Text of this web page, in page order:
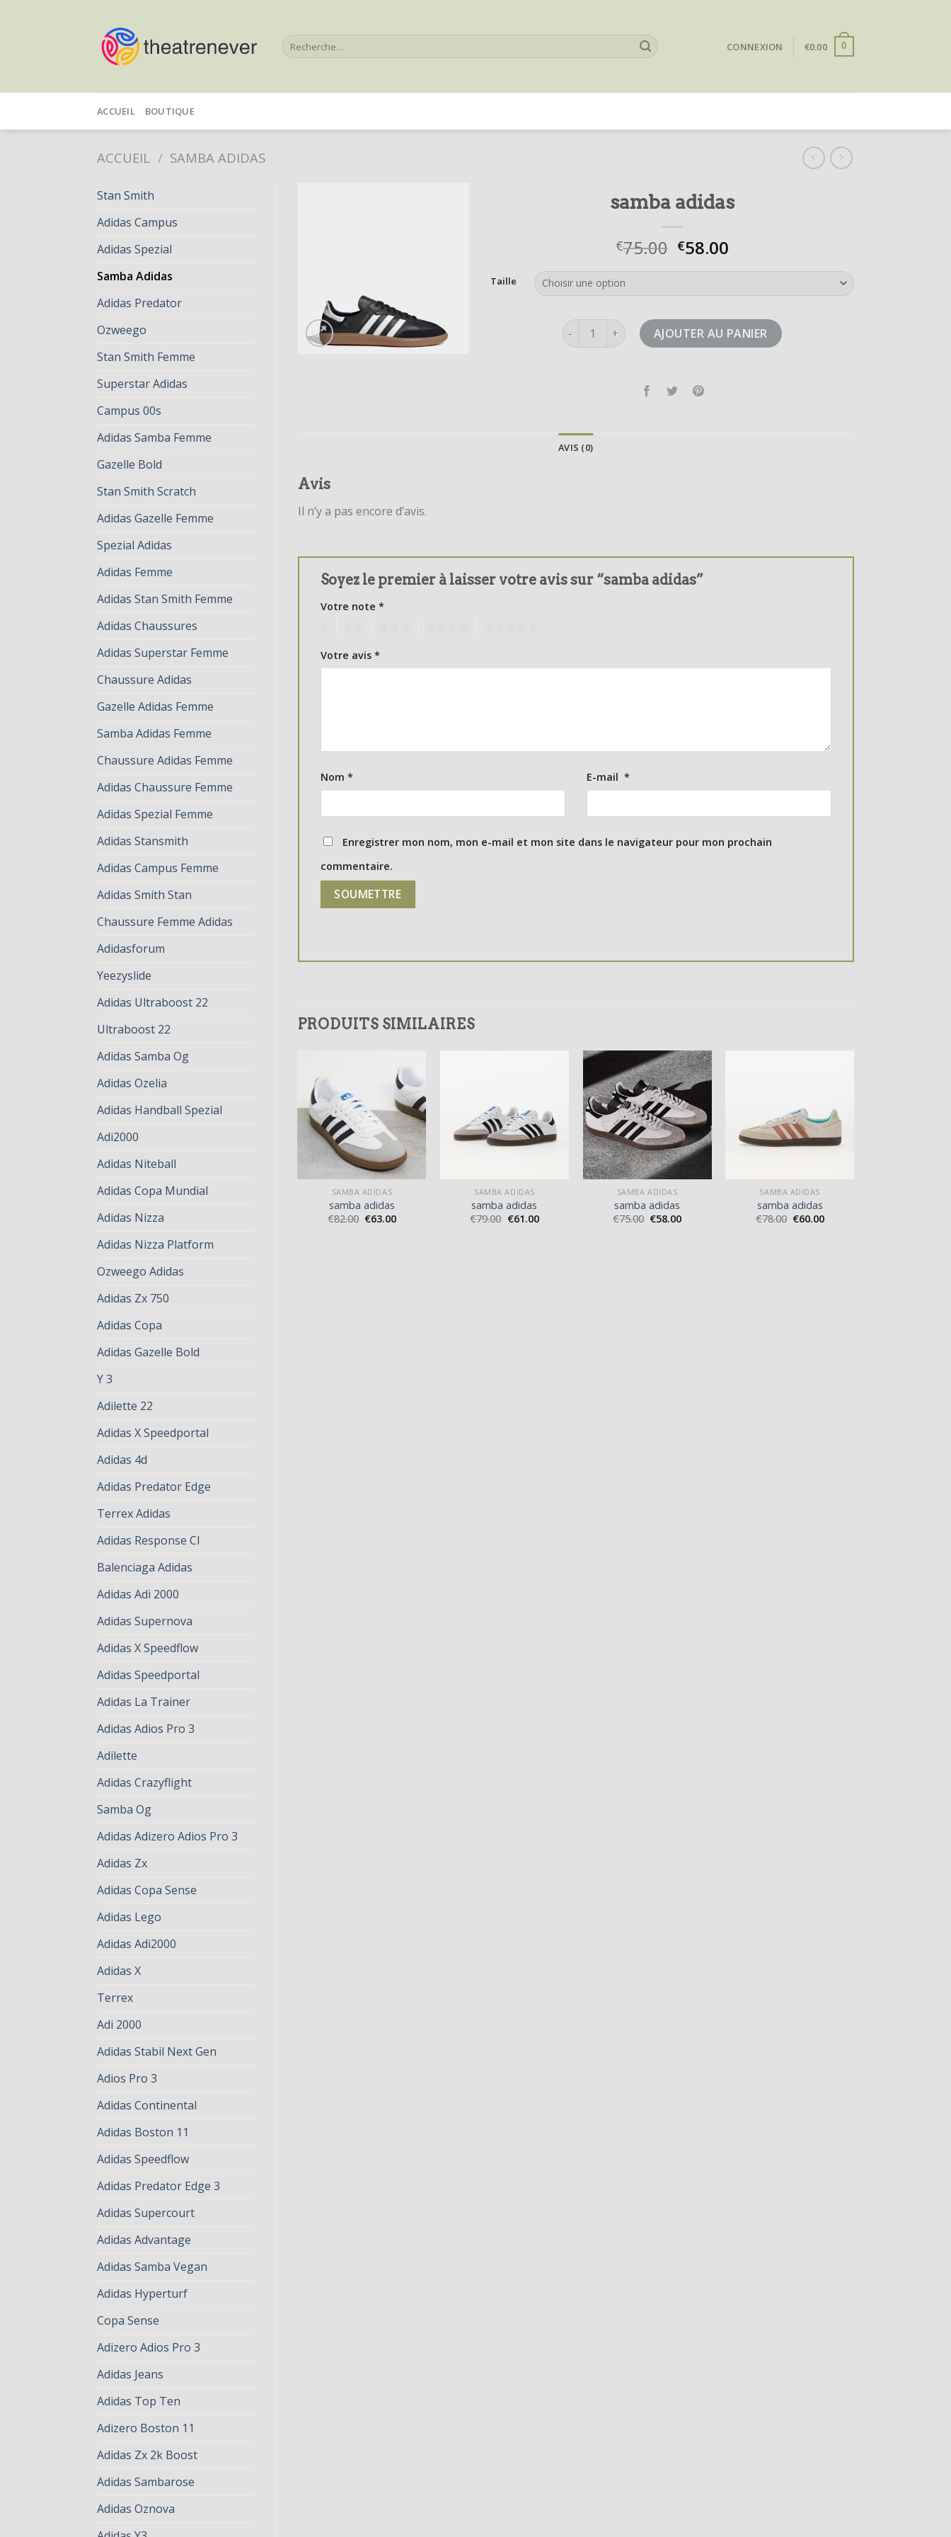
Recherche
pour :
CONNEXION €0.00 0
ACCUEIL BOUTIQUE
ACCUEIL / SAMBA ADIDAS
Stan Smith
Adidas Campus
Adidas Spezial
Samba Adidas
Adidas Predator
Ozweego
Stan Smith Femme
Superstar Adidas
Campus 00s
Adidas Samba Femme
Gazelle Bold
Stan Smith Scratch
Adidas Gazelle Femme
Spezial Adidas
Adidas Femme
Adidas Stan Smith Femme
Adidas Chaussures
Adidas Superstar Femme
Chaussure Adidas
Gazelle Adidas Femme
Samba Adidas Femme
Chaussure Adidas Femme
Adidas Chaussure Femme
Adidas Spezial Femme
Adidas Stansmith
Adidas Campus Femme
Adidas Smith Stan
Chaussure Femme Adidas
Adidasforum
Yeezyslide
Adidas Ultraboost 22
Ultraboost 22
Adidas Samba Og
Adidas Ozelia
Adidas Handball Spezial
Adi2000
Adidas Niteball
Adidas Copa Mundial
Adidas Nizza
Adidas Nizza Platform
Ozweego Adidas
Adidas Zx 750
Adidas Copa
Adidas Gazelle Bold
Y 3
Adilette 22
Adidas X Speedportal
Adidas 4d
Adidas Predator Edge
Terrex Adidas
Adidas Response Cl
Balenciaga Adidas
Adidas Adi 2000
Adidas Supernova
Adidas X Speedflow
Adidas Speedportal
Adidas La Trainer
Adidas Adios Pro 3
Adilette
Adidas Crazyflight
Samba Og
Adidas Adizero Adios Pro 3
Adidas Zx
Adidas Copa Sense
Adidas Lego
Adidas Adi2000
Adidas X
Terrex
Adi 2000
Adidas Stabil Next Gen
Adios Pro 3
Adidas Continental
Adidas Boston 11
Adidas Speedflow
Adidas Predator Edge 3
Adidas Supercourt
Adidas Advantage
Adidas Samba Vegan
Adidas Hyperturf
Copa Sense
Adizero Adios Pro 3
Adidas Jeans
Adidas Top Ten
Adizero Boston 11
Adidas Zx 2k Boost
Adidas Sambarose
Adidas Oznova
samba adidas
€75.00 €58.00
Taille
quantité de samba adidasAJOUTER AU PANIER
AVIS (0)
Avis
Il n’y a pas encore d’avis.
Soyez le premier à laisser votre avis sur “samba adidas”
Votre note *
Votre avis *
Nom * E-mail *
Enregistrer mon nom, mon e-mail et mon site dans le navigateur pour mon prochain
commentaire.
PRODUITS SIMILAIRES
SAMBA ADIDAS
samba adidas
€82.00 €63.00
SAMBA ADIDAS
samba adidas
€79.00 €61.00
SAMBA ADIDAS
samba adidas
€75.00 €58.00
SAMBA ADIDAS
samba adidas
€78.00 €60.00
SAMBA ADIDAS
64.00
SAMBA ADIDAS